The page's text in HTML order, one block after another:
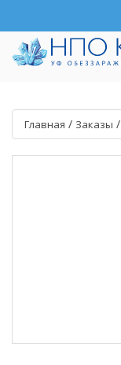
Главная / Заказы /